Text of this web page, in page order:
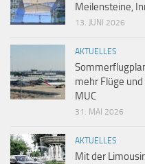
Meilensteine,
13. JUNI 2026
AKTUELLES
mehr Flüge
MUC
31. MAI 2026
AKTUELLES
Mit der